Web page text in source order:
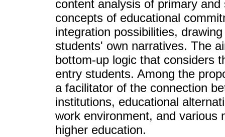
content analysis of primary
concepts of educational
integration possibilities,
students' own narratives. The
bottom-up logic that considers
entry students. Among the
a facilitator of the connection
institutions, educational
work environment, and various
higher education.